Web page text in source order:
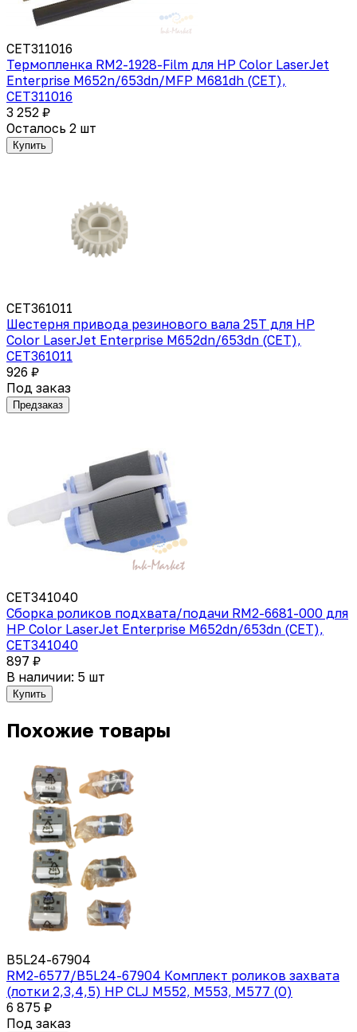
CET311016
Термопленка RM2-1928-Film для HP Color LaserJet
Enterprise M652n/653dn/MFP M681dh (CET),
CET311016
3 252 ₽
Осталось 2 шт
Купить
CET361011
Шестерня привода резинового вала 25T для HP
Color LaserJet Enterprise M652dn/653dn (CET),
CET361011
926 ₽
Под заказ
Предзаказ
CET341040
Сборка роликов подхвата/подачи RM2-6681-000 для
HP Color LaserJet Enterprise M652dn/653dn (CET),
CET341040
897 ₽
В наличии: 5 шт
Купить
Похожие товары
B5L24-67904
RM2-6577/B5L24-67904 Комплект роликов захвата
(лотки 2,3,4,5) HP CLJ M552, M553, M577 (O)
6 875 ₽
Под заказ